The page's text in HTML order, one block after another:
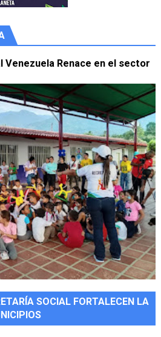
Venezuela Renace en el sector
SOCIAL FORTALECEN LA